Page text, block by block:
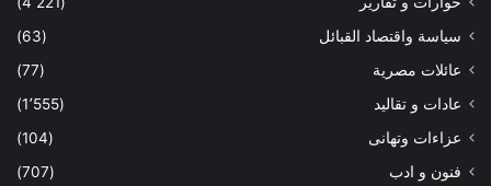
سياسة واقتصاد القبائل
(63)
عائلات مصرية
(77)
عادات و تقاليد
(1٬555)
عزاءات وتهانى
(104)
فنون و ادب
(707)